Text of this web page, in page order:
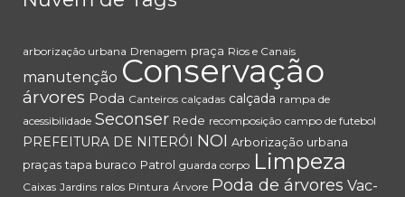
arborização urbana Drenagem praça Rios e Canais
manutenção Conservação
árvores Poda Canteiros calçadas calçada rampa de
acessibilidade Seconser Rede recomposição campo de futebol
PREFEITURA DE NITERÓI NOI Arborização urbana
praças tapa buraco Patrol guarda corpo Limpeza
Caixas Jardins ralos Pintura Árvore Poda de árvores Vac-